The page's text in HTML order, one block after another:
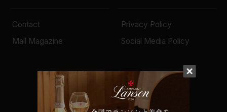
Contact
Mail Magazine
Privacy Policy
Social Media Policy